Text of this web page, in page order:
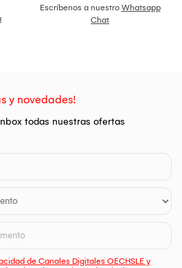
Escríbenos a nuestro Whatsapp
Chat
y novedades!
todas nuestras ofertas
de Canales Digitales OECHSLE y